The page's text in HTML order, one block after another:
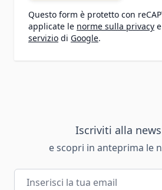
Questo form è protetto con
applicate le norme sulla privacy
servizio di Google.
Iscriviti alla
e scopri in anteprima le
Indirizzo email